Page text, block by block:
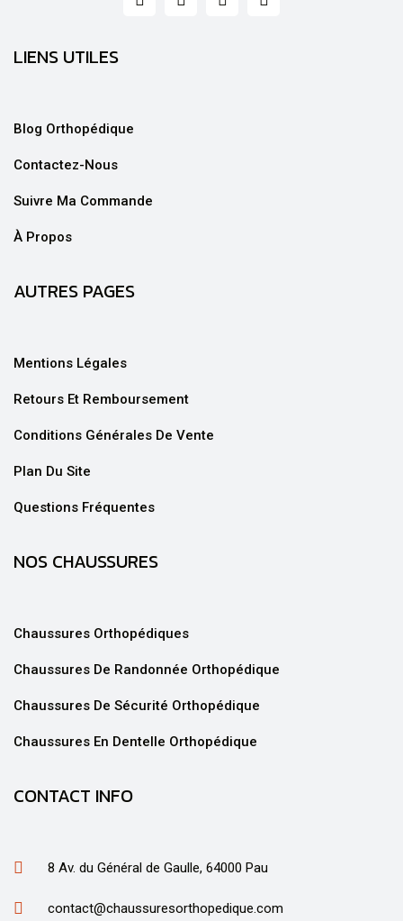
LIENS UTILES
Blog Orthopédique
Contactez-Nous
Suivre Ma Commande
À Propos
AUTRES PAGES
Mentions Légales
Retours Et Remboursement
Conditions Générales De Vente
Plan Du Site
Questions Fréquentes
NOS CHAUSSURES
Chaussures Orthopédiques
Chaussures De Randonnée Orthopédique
Chaussures De Sécurité Orthopédique
Chaussures En Dentelle Orthopédique
CONTACT INFO
8 Av. du Général de Gaulle, 64000 Pau
contact@chaussuresorthopedique.com